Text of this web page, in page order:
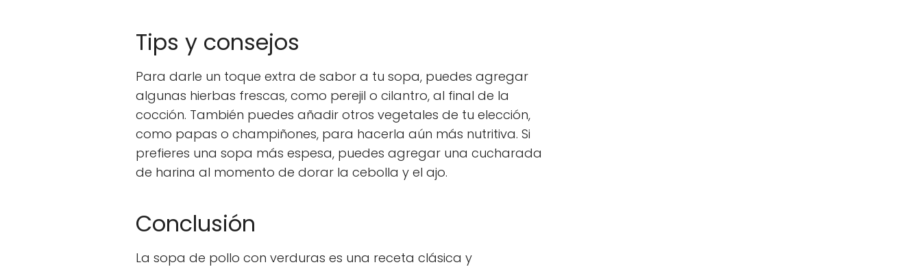
Tips y consejos
Para darle un toque extra de sabor a tu sopa, puedes agregar
algunas hierbas frescas, como perejil o cilantro, al final de la
cocción. También puedes añadir otros vegetales de tu elección,
como papas o champiñones, para hacerla aún más nutritiva. Si
prefieres una sopa más espesa, puedes agregar una cucharada
de harina al momento de dorar la cebolla y el ajo.
Conclusión
La sopa de pollo con verduras es una receta clásica y